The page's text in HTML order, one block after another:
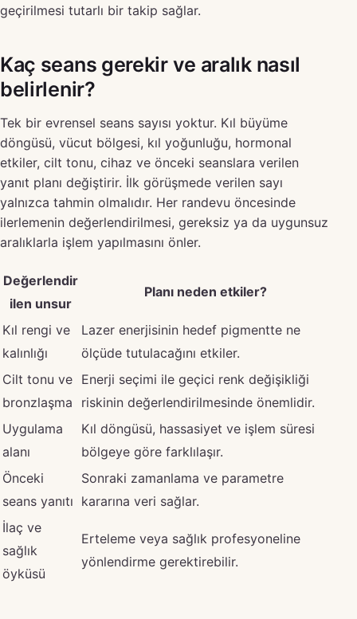
geçirilmesi tutarlı bir takip sağlar.
Kaç seans gerekir ve aralık nasıl
belirlenir?
Tek bir evrensel seans sayısı yoktur. Kıl büyüme
döngüsü, vücut bölgesi, kıl yoğunluğu, hormonal
etkiler, cilt tonu, cihaz ve önceki seanslara verilen
yanıt planı değiştirir. İlk görüşmede verilen sayı
yalnızca tahmin olmalıdır. Her randevu öncesinde
ilerlemenin değerlendirilmesi, gereksiz ya da uygunsuz
aralıklarla işlem yapılmasını önler.
Değerlendir
ilen unsur
Planı neden etkiler?
Kıl rengi ve
kalınlığı
Lazer enerjisinin hedef pigmentte ne
ölçüde tutulacağını etkiler.
Cilt tonu ve
bronzlaşma
Enerji seçimi ile geçici renk değişikliği
riskinin değerlendirilmesinde önemlidir.
Uygulama
alanı
Kıl döngüsü, hassasiyet ve işlem süresi
bölgeye göre farklılaşır.
Önceki
seans yanıtı
Sonraki zamanlama ve parametre
kararına veri sağlar.
İlaç ve
sağlık
öyküsü
Erteleme veya sağlık profesyoneline
yönlendirme gerektirebilir.